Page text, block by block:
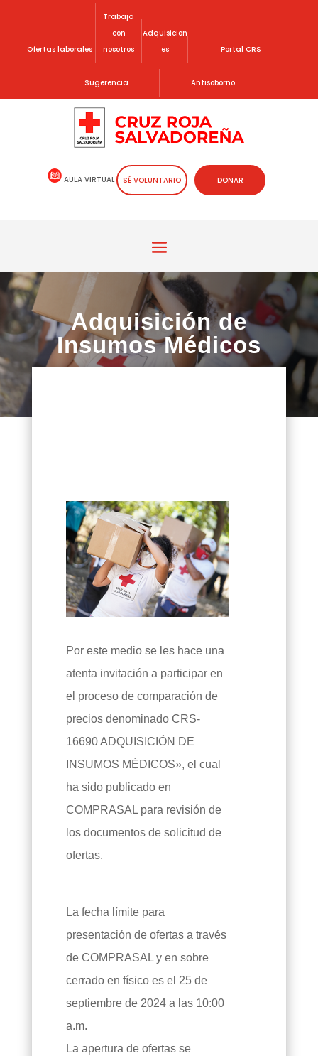
Ofertas laborales
Trabaja
con
nosotros
Adquisicion
es
Portal CRS
Sugerencia Antisoborno
AULA VIRTUAL SÉ VOLUNTARIO DONAR
Adquisición de
Insumos Médicos
Por este medio se les hace una
atenta invitación a participar en
el proceso de comparación de
precios denominado CRS-
16690 ADQUISICIÓN DE
INSUMOS MÉDICOS», el cual
ha sido publicado en
COMPRASAL para revisión de
los documentos de solicitud de
ofertas.
La fecha límite para
presentación de ofertas a través
de COMPRASAL y en sobre
cerrado en físico es el 25 de
septiembre de 2024 a las 10:00
a.m.
La apertura de ofertas se